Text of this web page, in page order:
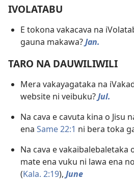
IVOLATABU
E tokona vakacava na
gauna makawa?Jan.
TARO NA DAUWILIWILI
Mera vakayagataka na
website ni veibuku?Jul.
Na cava e cavuta kina o Jisu
ena Same 22:1 ni bera toka
Na cava e vakaibalebaletaka
mate ena vuku ni lawa ena
(Kala. 2:19), June